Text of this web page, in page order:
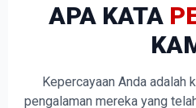
APA KATA
Kepercayaan Anda adalah
pengalaman mereka yang